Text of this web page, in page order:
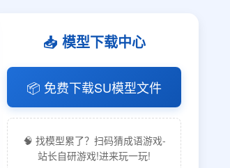
📥 模型下载中心
📦 免费下载SU模型文件
🧠 找模型累了？扫码猜成语游戏-
站长自研游戏!进来玩一玩!